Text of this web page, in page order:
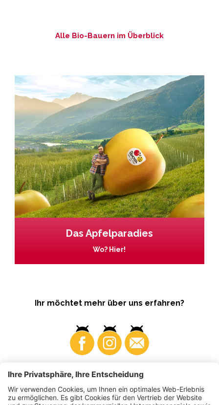
Alle Bio-Bauern im Überblick
Das Apfelparadies
Wo? Hier!
Ihr möchtet mehr über uns erfahren?
Business Produzenten